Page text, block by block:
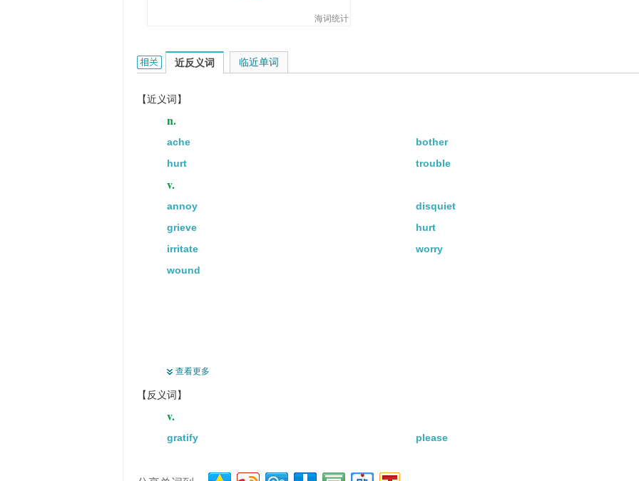
海词统计
pain的相关资料：
近反义词
【近义词】
n.
ache
bother
hurt
trouble
v.
annoy
disquiet
grieve
hurt
irritate
worry
wound
查看更多
【反义词】
v.
gratify please
临近单词